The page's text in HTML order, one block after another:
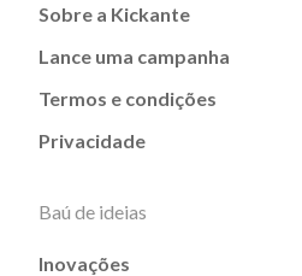
Sobre a Kickante
Lance uma campanha
Termos e condições
Privacidade
Baú de ideias
Inovações